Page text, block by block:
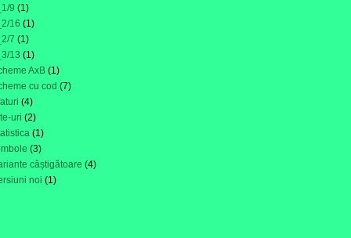
9 (1)
16 (1)
7 (1)
13 (1)
AxB (1)
cu cod (7)
(4)
uri (2)
(1)
(3)
câștigătoare (4)
noi (1)